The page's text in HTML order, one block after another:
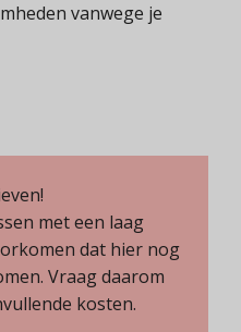
vanwege je
met een laag
dat hier nog
Vraag daarom
kosten.